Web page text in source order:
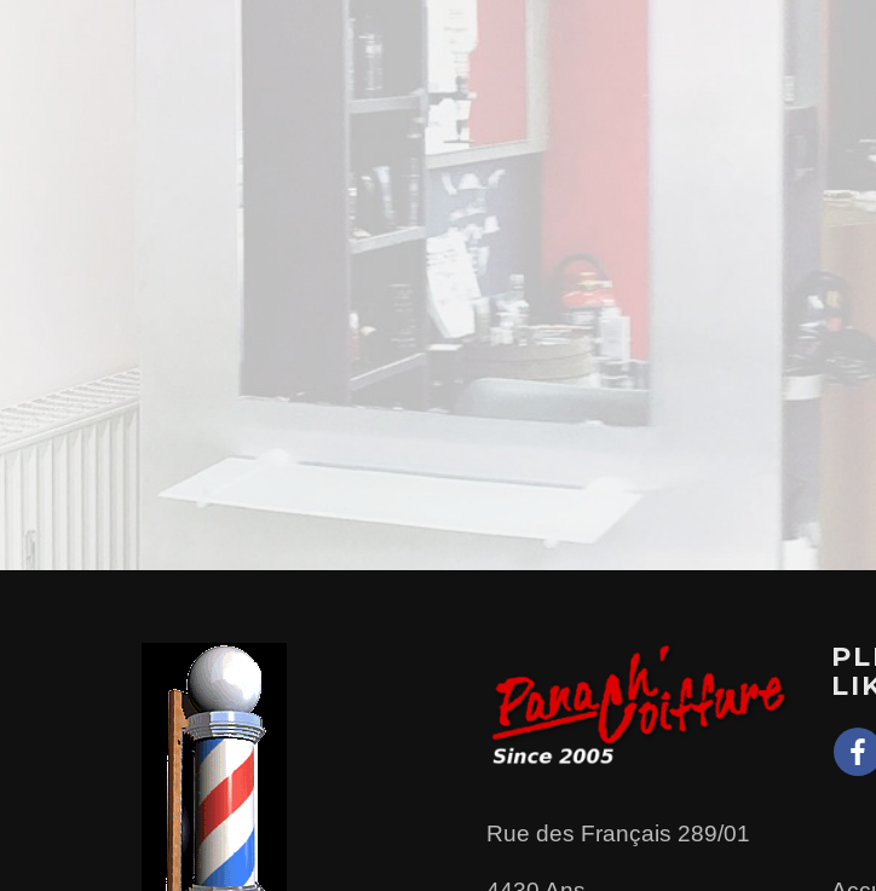
Rue des Français 289/01